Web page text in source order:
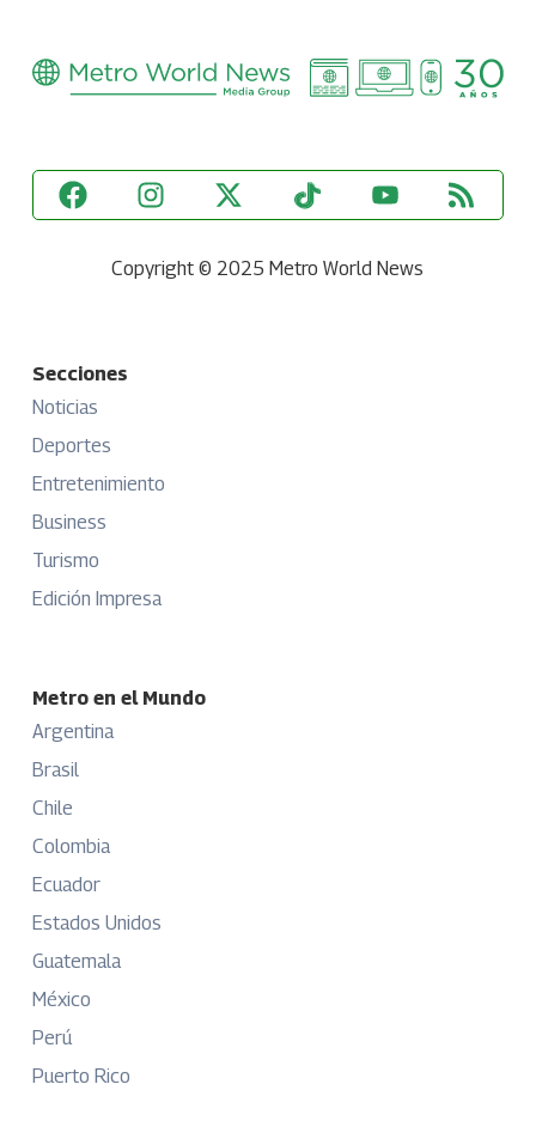
Copyright © 2025 Metro World News
Secciones
Noticias
Deportes
Entretenimiento
Business
Turismo
Edición Impresa
Metro en el Mundo
Argentina
Brasil
Chile
Colombia
Ecuador
Estados Unidos
Guatemala
México
Perú
Puerto Rico